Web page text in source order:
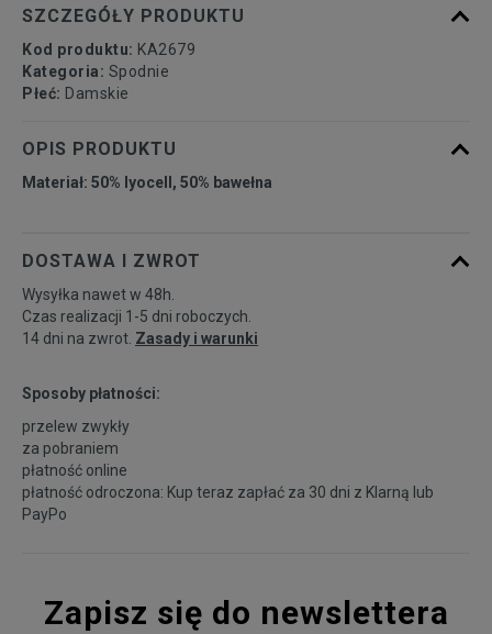
SZCZEGÓŁY PRODUKTU
Kod produktu: KA2679
Kategoria: Spodnie
Płeć: Damskie
OPIS PRODUKTU
Materiał: 50% lyocell, 50% bawełna
DOSTAWA I ZWROT
Wysyłka nawet w 48h.
Czas realizacji 1-5 dni roboczych.
14 dni na zwrot. Zasady i warunki
Sposoby płatności:
przelew zwykły
za pobraniem
płatność online
płatność odroczona: Kup teraz zapłać za 30 dni z Klarną lub
PayPo
Zapisz się do newslettera